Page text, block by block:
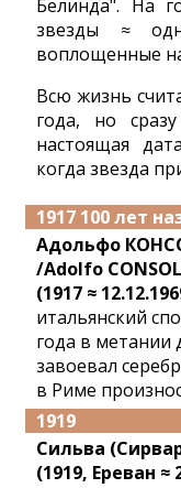
Белинда". На
звезды ≈
воплощенные
Всю жизнь
года, но
настоящая
когда звезда
1917 100 лет
Адольфо
/Adolfo
(1917 ≈
итальянский
года в
завоевал
в Риме
1919
Сильва
(1919, Ереван ≈